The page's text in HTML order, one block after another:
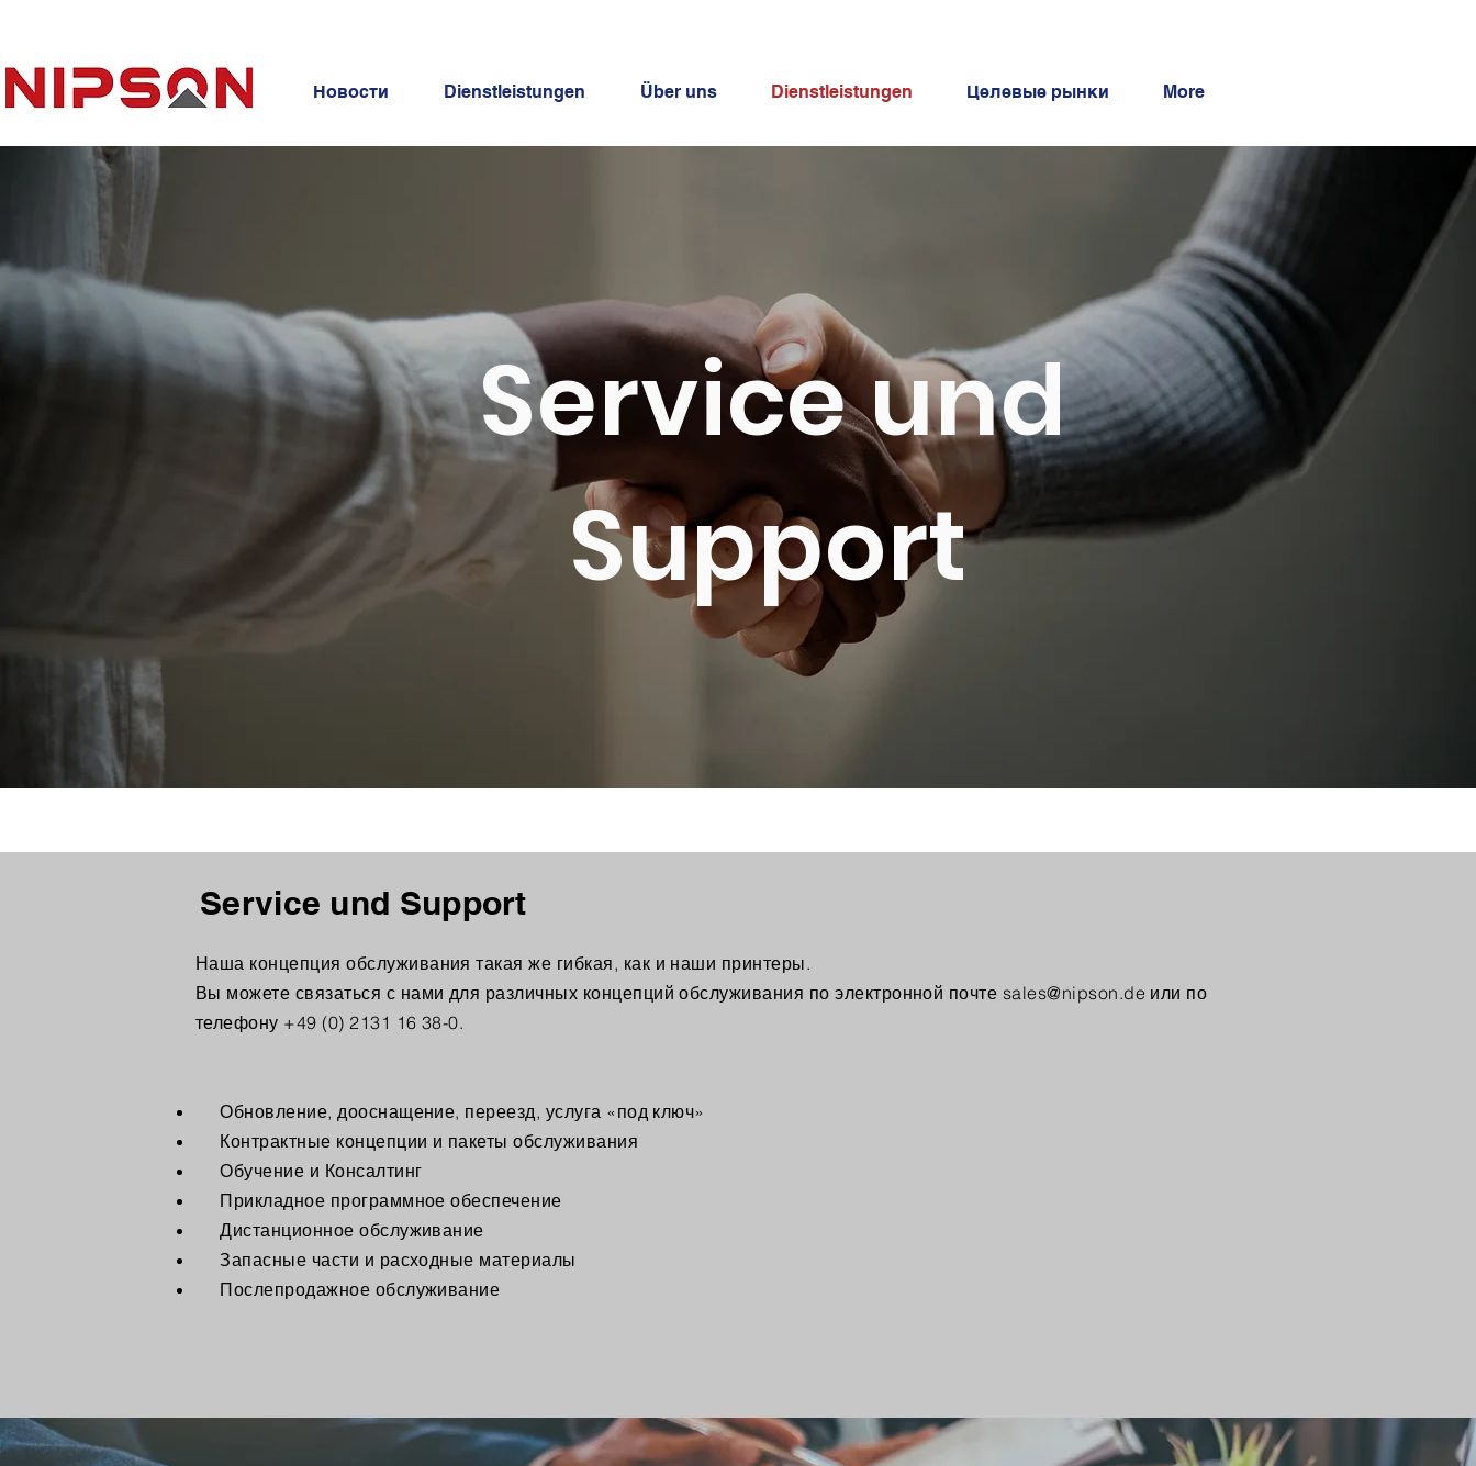
Новости Dienstleistungen Über uns Dienstleistungen Целевые рынки More
Service und
Support
Service und Support
Наша концепция обслуживания такая же гибкая, как и наши принтеры.
Вы можете связаться с нами для различных концепций обслуживания по электронной почте sales@nipson.de или по
телефону +49 (0) 2131 16 38-0.
Обновление, дооснащение, переезд, услуга «под ключ»
Контрактные концепции и пакеты обслуживания
Обучение и Консалтинг
Прикладное программное обеспечение
Дистанционное обслуживание
Запасные части и расходные материалы
Послепродажное обслуживание